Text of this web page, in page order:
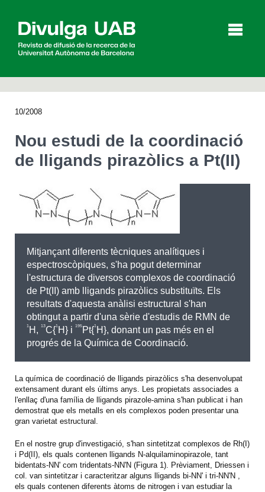
Español
CERCAR
10/2008
Nou estudi de la coordinació
de lligands pirazòlics a Pt(II)
Mitjançant diferents tècniques analítiques i
espectroscòpiques, s'ha pogut determinar
l'estructura de diversos complexos de coordinació
de Pt(II) amb lligands pirazòlics substituïts. Els
resultats d'aquesta anàlisi estructural s'han
obtingut a partir d'una sèrie d'estudis de RMN de
1 H, 13C{1 H} i 195 Pt{1 H}, donant un pas més en el
progrés de la Química de Coordinació.
La química de coordinació de lligands pirazòlics s'ha desenvolupat
extensament durant els últims anys. Les propietats associades a
l'enllaç d'una família de lligands pirazole-amina s'han publicat i han
demostrat que els metalls en els complexos poden presentar una
gran varietat estructural.
En el nostre grup d'investigació, s'han sintetitzat complexos de Rh(I)
i Pd(II), els quals contenen lligands N-alquilaminopirazole, tant
bidentats-NN' com tridentats-NN'N (Figura 1). Prèviament, Driessen i
col. van sintetitzar i caracteritzar alguns lligands bi-NN' i tri-NN'N ,
els quals contenen diferents àtoms de nitrogen i van estudiar la